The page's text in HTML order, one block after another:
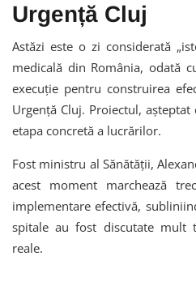
Urgență Cluj
Astăzi este o zi considerată
medicală din România, odată
execuție pentru construirea
Urgență Cluj. Proiectul,
etapa concretă a lucrărilor.
Fost ministru al Sănătății,
acest moment marchează
implementare efectivă,
spitale au fost discutate mult
reale.